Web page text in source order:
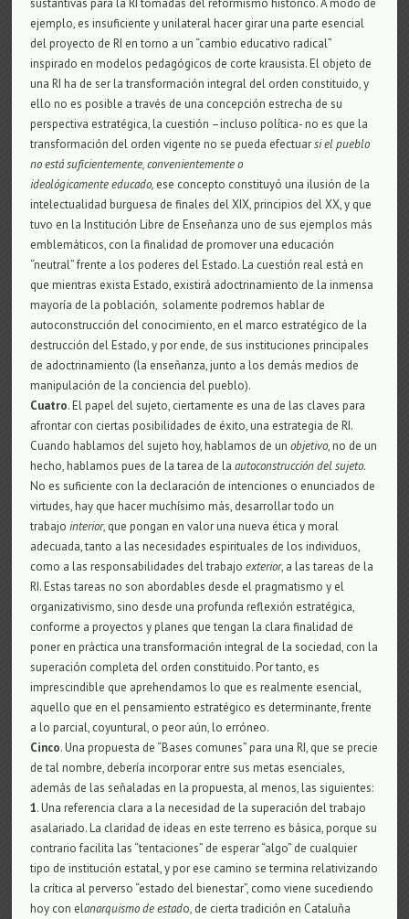
ejemplo, es insuficiente y unilateral hacer girar una parte esencial
del proyecto de RI en torno a un “cambio educativo radical”
inspirado en modelos pedagógicos de corte krausista. El objeto de
una RI ha de ser la transformación integral del orden constituido, y
ello no es posible a través de una concepción estrecha de su
perspectiva estratégica, la cuestión –incluso política- no es que la
transformación del orden vigente no se pueda efectuarsi el pueblo
no está suficientemente, convenientemente o
ideológicamente educado, ese concepto constituyó una ilusión de la
intelectualidad burguesa de finales del XIX, principios del XX, y que
tuvo en la Institución Libre de Enseñanza uno de sus ejemplos más
emblemáticos, con la finalidad de promover una educación
“neutral” frente a los poderes del Estado. La cuestión real está en
que mientras exista Estado, existirá adoctrinamiento de la inmensa
mayoría de la población, solamente podremos hablar de
autoconstrucción del conocimiento, en el marco estratégico de la
destrucción del Estado, y por ende, de sus instituciones principales
de adoctrinamiento (la enseñanza, junto a los demás medios de
manipulación de la conciencia del pueblo).
Cuatro. El papel del sujeto, ciertamente es una de las claves para
afrontar con ciertas posibilidades de éxito, una estrategia de RI.
Cuando hablamos del sujeto hoy, hablamos de unobjetivo, no de un
hecho, hablamos pues de la tarea de laautoconstrucción del sujeto.
No es suficiente con la declaración de intenciones o enunciados de
virtudes, hay que hacer muchísimo más, desarrollar todo un
trabajointerior, que pongan en valor una nueva ética y moral
adecuada, tanto a las necesidades espirituales de los individuos,
como a las responsabilidades del trabajoexterior, a las tareas de la
RI. Estas tareas no son abordables desde el pragmatismo y el
organizativismo, sino desde una profunda reflexión estratégica,
conforme a proyectos y planes que tengan la clara finalidad de
poner en práctica una transformación integral de la sociedad, con la
superación completa del orden constituido. Por tanto, es
imprescindible que aprehendamos lo que es realmente esencial,
aquello que en el pensamiento estratégico es determinante, frente
a lo parcial, coyuntural, o peor aún, lo erróneo.
Cinco. Una propuesta de “Bases comunes” para una RI, que se precie
de tal nombre, debería incorporar entre sus metas esenciales,
además de las señaladas en la propuesta, al menos, las siguientes:
1. Una referencia clara a la necesidad de la superación del trabajo
asalariado. La claridad de ideas en este terreno es básica, porque su
contrario facilita las “tentaciones” de esperar “algo” de cualquier
tipo de institución estatal, y por ese camino se termina relativizando
la crítica al perverso “estado del bienestar”, como viene sucediendo
hoy con elanarquismo de estado, de cierta tradición en Cataluña